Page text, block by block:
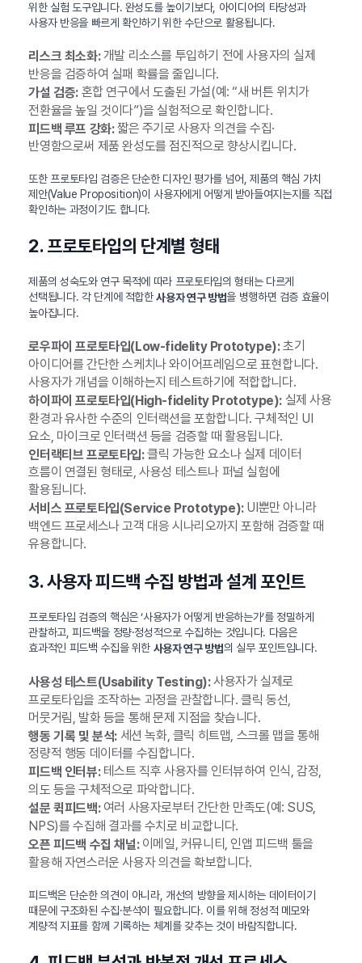
위한 실험 도구입니다. 완성도를 높이기보다, 아이디어의 타당성과
사용자 반응을 빠르게 확인하기 위한 수단으로 활용됩니다.
리스크 최소화:개발 리소스를 투입하기 전에 사용자의 실제
반응을 검증하여 실패 확률을 줄입니다.
가설 검증:혼합 연구에서 도출된 가설(예: “새 버튼 위치가
전환율을 높일 것이다”)을 실험적으로 확인합니다.
피드백 루프 강화:짧은 주기로 사용자 의견을 수집·
반영함으로써 제품 완성도를 점진적으로 향상시킵니다.
또한 프로토타입 검증은 단순한 디자인 평가를 넘어, 제품의 핵심 가치
제안(Value Proposition)이 사용자에게 어떻게 받아들여지는지를 직접
확인하는 과정이기도 합니다.
2. 프로토타입의 단계별 형태
제품의 성숙도와 연구 목적에 따라 프로토타입의 형태는 다르게
선택됩니다. 각 단계에 적합한사용자 연구 방법을 병행하면 검증 효율이
높아집니다.
로우파이 프로토타입(Low-fidelity Prototype):초기
아이디어를 간단한 스케치나 와이어프레임으로 표현합니다.
사용자가 개념을 이해하는지 테스트하기에 적합합니다.
하이파이 프로토타입(High-fidelity Prototype):실제 사용
환경과 유사한 수준의 인터랙션을 포함합니다. 구체적인 UI
요소, 마이크로 인터랙션 등을 검증할 때 활용됩니다.
인터랙티브 프로토타입:클릭 가능한 요소나 실제 데이터
흐름이 연결된 형태로, 사용성 테스트나 퍼널 실험에
활용됩니다.
서비스 프로토타입(Service Prototype):UI뿐만 아니라
백엔드 프로세스나 고객 대응 시나리오까지 포함해 검증할 때
유용합니다.
3. 사용자 피드백 수집 방법과 설계 포인트
프로토타입 검증의 핵심은 ‘사용자가 어떻게 반응하는가’를 정밀하게
관찰하고, 피드백을 정량·정성적으로 수집하는 것입니다. 다음은
효과적인 피드백 수집을 위한 사용자 연구 방법의 실무 포인트입니다.
사용성 테스트(Usability Testing):사용자가 실제로
프로토타입을 조작하는 과정을 관찰합니다. 클릭 동선,
머뭇거림, 발화 등을 통해 문제 지점을 찾습니다.
행동 기록 및 분석:세션 녹화, 클릭 히트맵, 스크롤 맵을 통해
정량적 행동 데이터를 수집합니다.
피드백 인터뷰:테스트 직후 사용자를 인터뷰하여 인식, 감정,
의도 등을 구체적으로 파악합니다.
설문 퀵피드백:여러 사용자로부터 간단한 만족도(예: SUS,
NPS)를 수집해 결과를 수치로 비교합니다.
오픈 피드백 수집 채널:이메일, 커뮤니티, 인앱 피드백 툴을
활용해 자연스러운 사용자 의견을 확보합니다.
피드백은 단순한 의견이 아니라, 개선의 방향을 제시하는 데이터이기
때문에 구조화된 수집·분석이 필요합니다. 이를 위해 정성적 메모와
계량적 지표를 함께 기록하는 체계를 갖추는 것이 바람직합니다.